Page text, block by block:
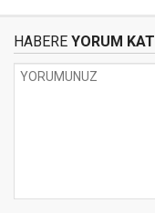
HABERE YORUM KAT